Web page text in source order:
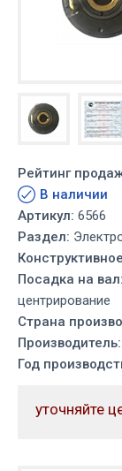
Рейтинг
В наличии
Артикул: 6566
Раздел:
Посадка на вал:
центрирование
Страна
Производитель:
Год
уточняйте